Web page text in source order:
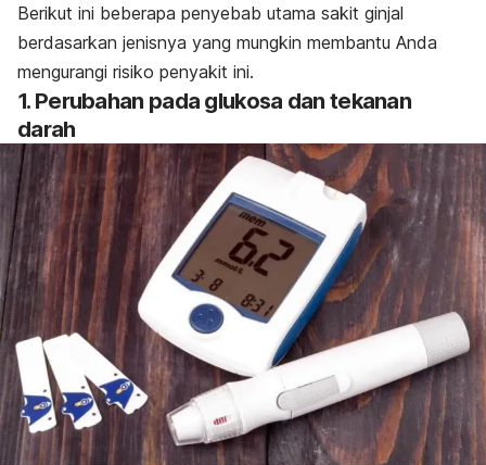
Berikut ini beberapa penyebab utama sakit ginjal
berdasarkan jenisnya yang mungkin membantu Anda
mengurangi risiko penyakit ini.
1. Perubahan pada glukosa dan tekanan
darah